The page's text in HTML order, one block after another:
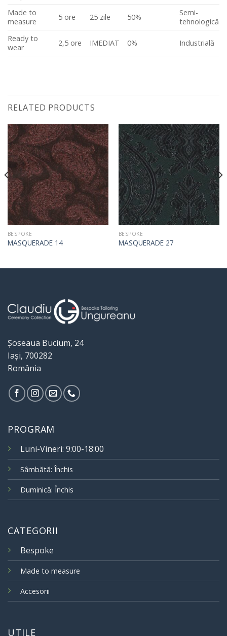
Made to
measure
5 ore 25 zile 50%
Semi-
tehnologică
Ready to
wear
2,5 ore IMEDIAT 0% Industrială
RELATED PRODUCTS
BESPOKE
MASQUERADE 14
BESPOKE
MASQUERADE 27
Șoseaua Bucium, 24
Iași, 700282
România
PROGRAM
Luni-Vineri: 9:00-18:00
Sâmbătă: Închis
Duminică: Închis
CATEGORII
Bespoke
Made to measure
Accesorii
UTILE